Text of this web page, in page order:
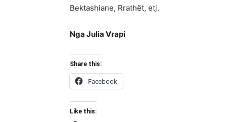
Bektashiane, Rrathët, etj.
Nga Julia Vrapi
Share this:
Facebook
Like this: